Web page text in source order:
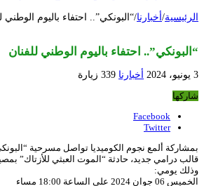
الرئيسية/ أخبارنا/“البونكي”.. احتفاء باليوم الوطني
“البونكي”.. احتفاء باليوم الوطني للفنان
3 يونيو، 2024 أخبارنا 339 زيارة
شاركها
Facebook
Twitter
بمشاركة ألمع نجوم الكوميديا تواصل مسرحية
قالب درامي جديد، حادثة “الموت العبثي للأزتاك”
وذلك يومي:
الخميس 06 جوان 2024 على الساعة 18:00 مساء